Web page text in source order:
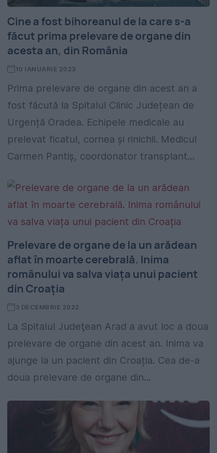
Cine a fost bihoreanul de la care s-a
făcut prima prelevare de organe din
acesta an, din România
10 IANUARIE 2023
Prima prelevare de organe din acest an a
fost făcută la Spitalul Clinic Județean de
Urgență Oradea. Echipele medicale au
prelevat ficatul, cornea și rinichii. Medicul
Carmen Pantiș, coordonator transplant...
Prelevare de organe de la un arădean
aflat în moarte cerebrală. Inima
românului va salva viața unui pacient
din Croația
3 DECEMBRIE 2022
La Spitalul Judeţean Arad a avut loc a doua
prelevare de organe din acest an. Inima va
ajunge la un pacient din Croația. Cea de-a
doua prelevare de organe din...